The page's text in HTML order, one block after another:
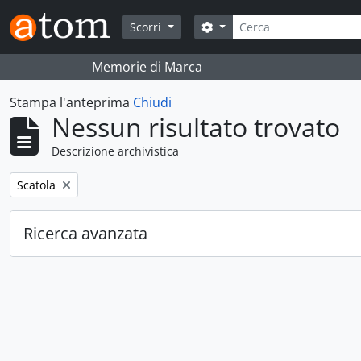
Skip to main content
Scorri
Cerca
Search options
Memorie di Marca
Stampa l'anteprima Chiudi
Nessun risultato trovato
Descrizione archivistica
Remove filter:
Scatola
Ricerca avanzata